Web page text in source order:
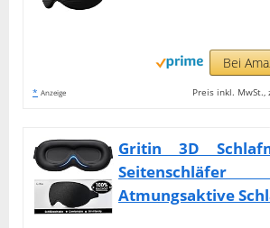
Bei
* Anzeige Preis inkl. MwSt.,
Gritin 3D
Seitenschläfer
Atmungsaktive